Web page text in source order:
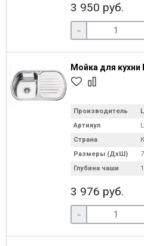
3 950 руб.
-
Мойка для кухни
Производитель
Артикул
Страна
Размеры (ДхШ)
Глубина чаши
3 976 руб.
-